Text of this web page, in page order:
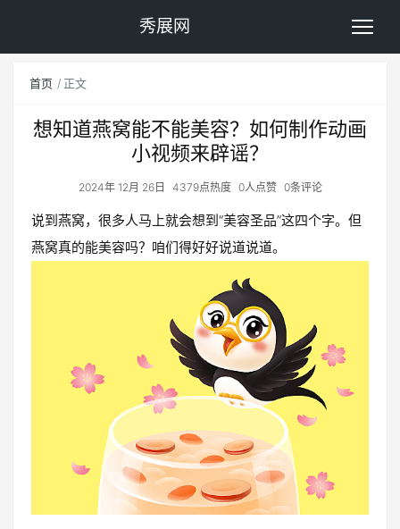
秀展网
首页 正文
想知道燕窝能不能美容？如何制作动画
小视频来辟谣？
2024年 12月 26日 4379点热度 0人点赞 0条评论
说到燕窝，很多人马上就会想到“美容圣品”这四个字。但
燕窝真的能美容吗？咱们得好好说道说道。